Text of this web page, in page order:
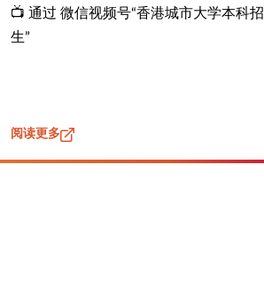
📺 通过 微信视频号“香港城市大学本科招
生”
阅读更多